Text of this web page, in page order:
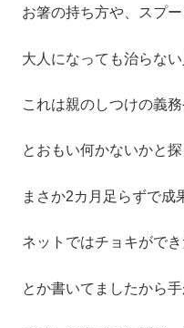
お箸の持ち方や、スプ
大人になっても治らな
これは親のしつけの義務
とおもい何かないかと
まさか2カ月足らずで成
ネットではチョキがで
とか書いてましたから